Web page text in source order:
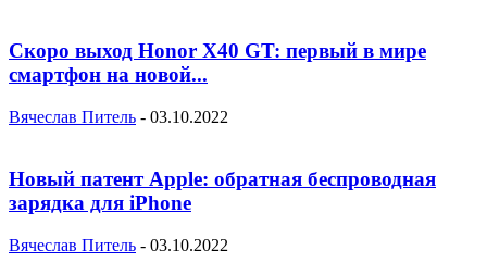
Скоро выход Honor X40 GT: первый в мире
смартфон на новой...
Вячеслав Питель - 03.10.2022
Новый патент Apple: обратная беспроводная
зарядка для iPhone
Вячеслав Питель - 03.10.2022